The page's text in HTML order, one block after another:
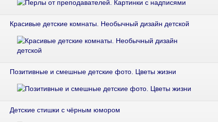
Красивые детские комнаты. Необычный дизайн детской
Позитивные и смешные детские фото. Цветы жизни
Детские стишки с чёрным юмором